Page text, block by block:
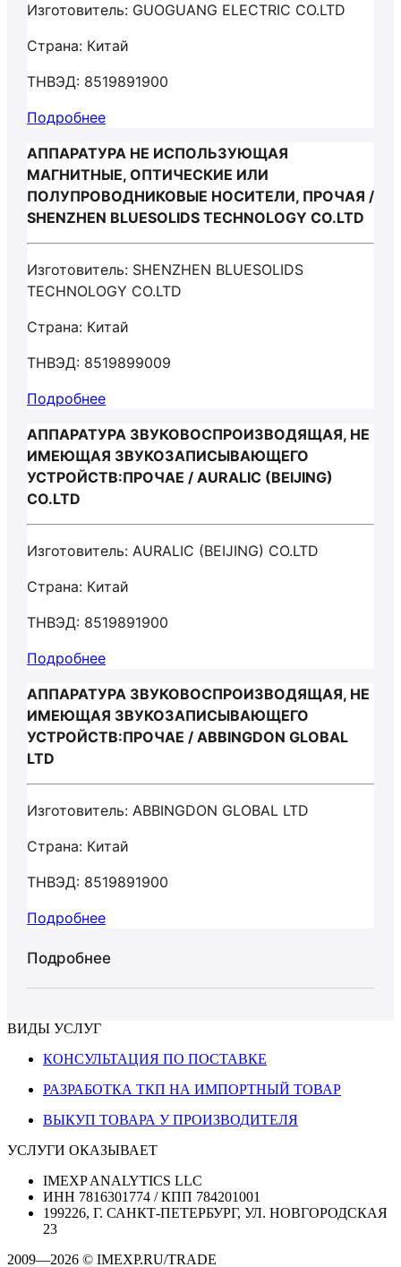
Изготовитель: GUOGUANG ELECTRIC CO.LTD
Страна: Китай
ТНВЭД: 8519891900
Подробнее
АППАРАТУРА НЕ ИСПОЛЬЗУЮЩАЯ
МАГНИТНЫЕ, ОПТИЧЕСКИЕ ИЛИ
ПОЛУПРОВОДНИКОВЫЕ НОСИТЕЛИ, ПРОЧАЯ /
SHENZHEN BLUESOLIDS TECHNOLOGY CO.LTD
Изготовитель: SHENZHEN BLUESOLIDS
TECHNOLOGY CO.LTD
Страна: Китай
ТНВЭД: 8519899009
Подробнее
АППАРАТУРА ЗВУКОВОСПРОИЗВОДЯЩАЯ, НЕ
ИМЕЮЩАЯ ЗВУКОЗАПИСЫВАЮЩЕГО
УСТРОЙСТВ:ПРОЧАЕ / AURALIC (BEIJING)
CO.LTD
Изготовитель: AURALIC (BEIJING) CO.LTD
Страна: Китай
ТНВЭД: 8519891900
Подробнее
АППАРАТУРА ЗВУКОВОСПРОИЗВОДЯЩАЯ, НЕ
ИМЕЮЩАЯ ЗВУКОЗАПИСЫВАЮЩЕГО
УСТРОЙСТВ:ПРОЧАЕ / ABBINGDON GLOBAL
LTD
Изготовитель: ABBINGDON GLOBAL LTD
Страна: Китай
ТНВЭД: 8519891900
Подробнее
Подробнее
ВИДЫ УСЛУГ
КОНСУЛЬТАЦИЯ ПО ПОСТАВКЕ
РАЗРАБОТКА ТКП НА ИМПОРТНЫЙ ТОВАР
ВЫКУП ТОВАРА У ПРОИЗВОДИТЕЛЯ
УСЛУГИ ОКАЗЫВАЕТ
IMEXP ANALYTICS LLC
ИНН 7816301774 / КПП 784201001
199226, Г. САНКТ-ПЕТЕРБУРГ, УЛ. НОВГОРОДСКАЯ
23
2009—2026 © IMEXP.RU/TRADE